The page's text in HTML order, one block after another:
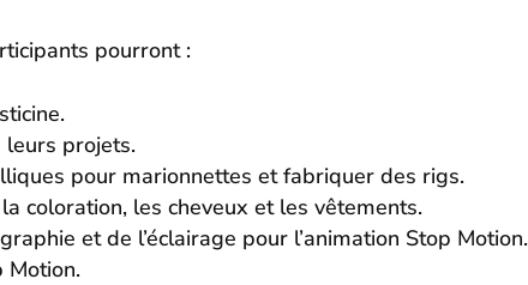
pourront :
projets.
pour marionnettes et fabriquer des rigs.
coloration, les cheveux et les vêtements.
et de l’éclairage pour l’animation Stop Motion.
Motion.